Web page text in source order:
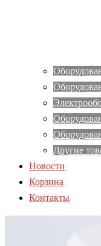
Другие
Новости
Корзина
Контакты